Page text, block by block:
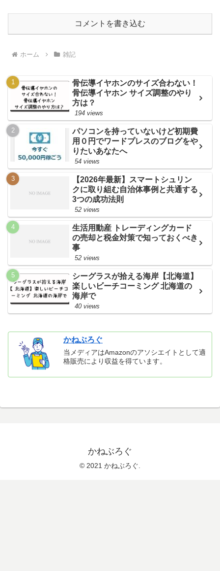
コメントを書き込む
ホーム 雑記
骨伝導イヤホンのサイズ合わない！
骨伝導イヤホン サイズ調整のやり
方は？
194 views
パソコンを持っていないけど初期費
用０円でワードプレスのブログをや
りたいあなたへ
54 views
【2026年最新】スマートシュリン
クに取り組む自治体事例と共通する
3つの成功法則
52 views
生活用動産 トレーディングカード
の売却と税金対策で知っておくべき
事
52 views
シーグラスが拾える海岸【北海道】
楽しいビーチコーミング 北海道の
海岸で
40 views
かねぶろぐ
当メディアはAmazonのアソシエイトとして適
格販売により収益を得ています。
かねぶろぐ
© 2021 かねぶろぐ.